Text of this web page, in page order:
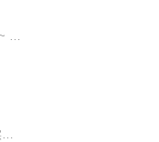
+VX ：educity08 更多学习备考资料，知识题库打卡学习，重要资讯抢先了解，更多考博备考经验交流~~成功上岸~~ 【加V备注：喜马拉雅考博，领取专属资料礼包】本音频课程由希赛网讲师精心录制，对英语语法和听力的知识点进行了归类分析和总结，挖掘出了其中...
欢迎订阅每周更新 2-3 期（Yuyu微信号：hahayifu，“哈哈衣服”的拼音）节目介绍 1. 从最常用的商务场景中精选最实用的句子；2. 每期节目 2-3 分钟，慢速讲解，力求细致，简单易学；3. 跟着我大声朗读，反复收听，勤加复习，不知不觉就记住啦~